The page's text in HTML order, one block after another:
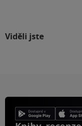
Viděli jste